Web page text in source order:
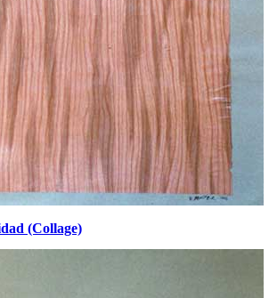
(Collage)